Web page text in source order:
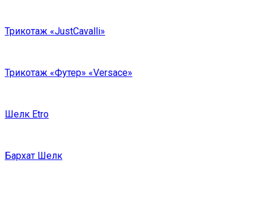
Трикотаж «JustCavalli»
Трикотаж «Футер» «Versace»
Шелк Etro
Бархат Шелк